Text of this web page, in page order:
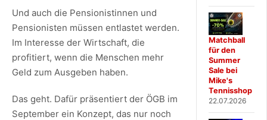
Und auch die Pensionistinnen und
Pensionisten müssen entlastet werden.
Im Interesse der Wirtschaft, die
profitiert, wenn die Menschen mehr
Geld zum Ausgeben haben.
Das geht. Dafür präsentiert der ÖGB im
September ein Konzept, das nur noch
Matchball
für den
Summer
Sale bei
Mike's
Tennisshop
22.07.2026